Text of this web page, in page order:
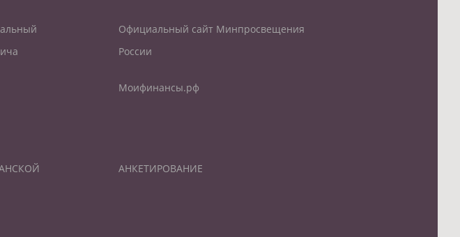
Официальный сайт Минпросвещения
России
Моифинансы.рф
АНКЕТИРОВАНИЕ